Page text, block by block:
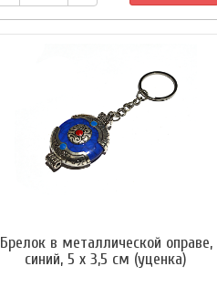
Брелок в металлической оправе,
синий, 5 х 3,5 см (уценка)